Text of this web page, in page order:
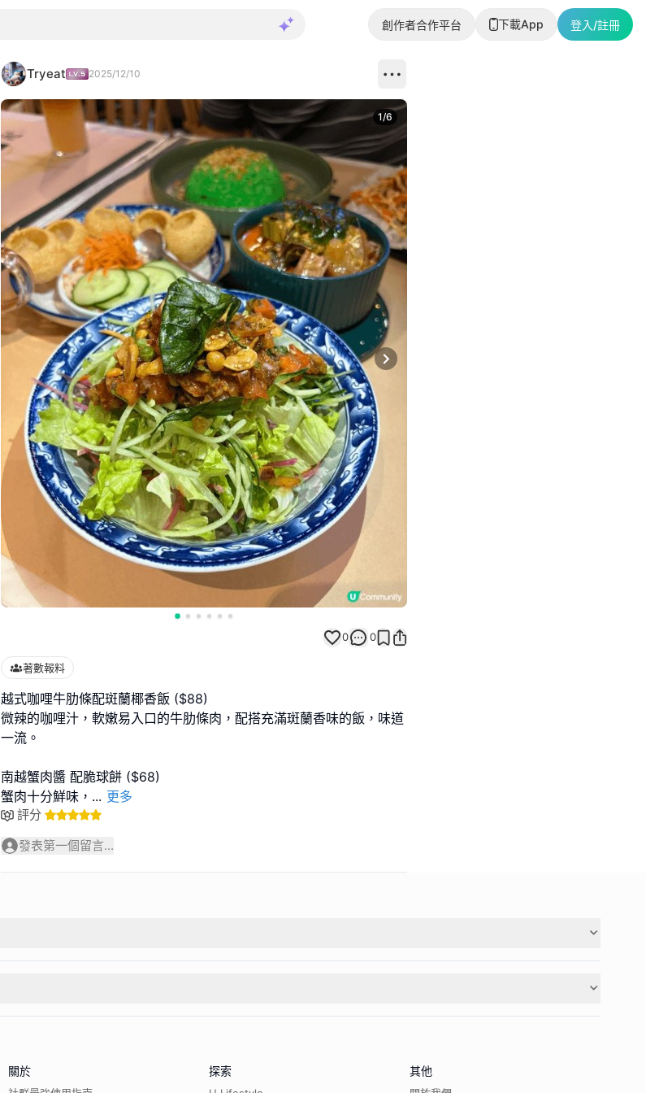
創作者合作平台 下載App 登入/註冊
Tryeat 2025/12/10
Next slide
1/6
0 0
著數報料
越式咖哩牛肋條配斑蘭椰香飯 ($88)
微辣的咖哩汁，軟嫩易入口的牛肋條肉，配搭充滿斑蘭香味的飯，味道
一流。
南越蟹肉醬 配脆球餅 ($68)
蟹肉十分鮮味， ... 更多
評分
發表第一個留言...
關於 探索 其他